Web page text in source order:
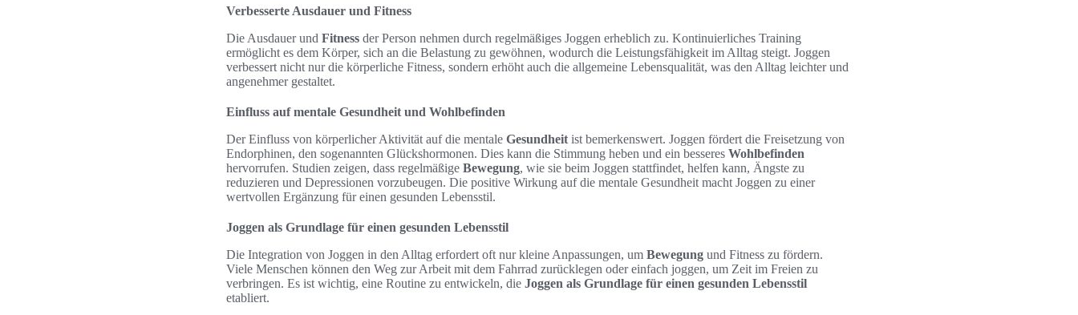
Verbesserte Ausdauer und Fitness
Die Ausdauer und Fitness der Person nehmen durch regelmäßiges Joggen erheblich zu. Kontinuierliches Training
ermöglicht es dem Körper, sich an die Belastung zu gewöhnen, wodurch die Leistungsfähigkeit im Alltag steigt. Joggen
verbessert nicht nur die körperliche Fitness, sondern erhöht auch die allgemeine Lebensqualität, was den Alltag leichter und
angenehmer gestaltet.
Einfluss auf mentale Gesundheit und Wohlbefinden
Der Einfluss von körperlicher Aktivität auf die mentale Gesundheit ist bemerkenswert. Joggen fördert die Freisetzung von
Endorphinen, den sogenannten Glückshormonen. Dies kann die Stimmung heben und ein besseres Wohlbefinden
hervorrufen. Studien zeigen, dass regelmäßige Bewegung, wie sie beim Joggen stattfindet, helfen kann, Ängste zu
reduzieren und Depressionen vorzubeugen. Die positive Wirkung auf die mentale Gesundheit macht Joggen zu einer
wertvollen Ergänzung für einen gesunden Lebensstil.
Joggen als Grundlage für einen gesunden Lebensstil
Die Integration von Joggen in den Alltag erfordert oft nur kleine Anpassungen, um Bewegung und Fitness zu fördern.
Viele Menschen können den Weg zur Arbeit mit dem Fahrrad zurücklegen oder einfach joggen, um Zeit im Freien zu
verbringen. Es ist wichtig, eine Routine zu entwickeln, die Joggen als Grundlage für einen gesunden Lebensstil
etabliert.